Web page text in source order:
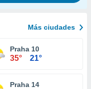
Más ciudades
Praha 10
35° 21°
Praha 14